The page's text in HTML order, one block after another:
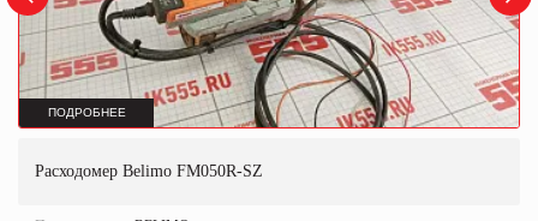
ПОДРОБНЕЕ
Расходомер Belimo FM050R-SZ